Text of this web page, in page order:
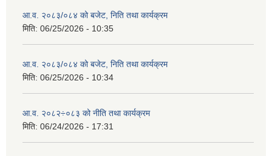
आ.व. २०८३/०८४ को बजेट, निति तथा कार्यक्रम
मिति: 06/25/2026 - 10:35
आ.व. २०८३/०८४ को बजेट, निति तथा कार्यक्रम
मिति: 06/25/2026 - 10:34
आ.व. २०८२÷०८३ को नीति तथा कार्यक्रम
मिति: 06/24/2026 - 17:31